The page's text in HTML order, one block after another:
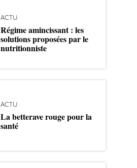
ACTU
Régime amincissant : les
solutions proposées par le
nutritionniste
ACTU
La betterave rouge pour la
santé